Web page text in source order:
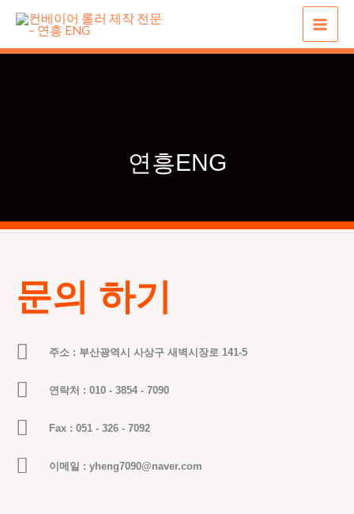
츠
연흥ENG
문의 하기
주소 : 부산광역시 사상구 새벽시장로 141-5
연락처 : 010 - 3854 - 7090
Fax : 051 - 326 - 7092
이메일 : yheng7090@naver.com